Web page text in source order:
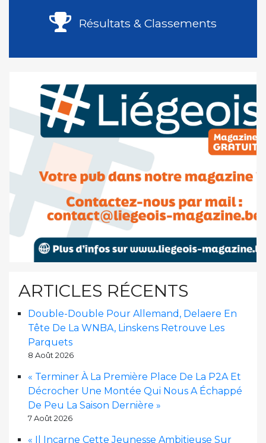
Résultats & Classements
ARTICLES RÉCENTS
Double-Double Pour Allemand, Delaere En
Tête De La WNBA, Linskens Retrouve Les
Parquets
8 Août 2026
« Terminer À La Première Place De La P2A Et
Décrocher Une Montée Qui Nous A Échappé
De Peu La Saison Dernière »
7 Août 2026
« Il Incarne Cette Jeunesse Ambitieuse Sur